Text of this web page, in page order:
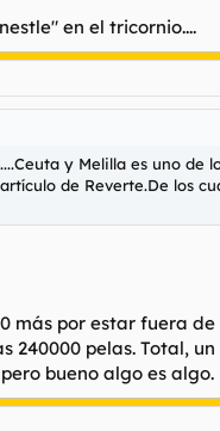
en el tricornio....
y Melilla es uno
de Reverte.De los
más por estar fuera
240000 pelas. Total,
bueno algo es algo.